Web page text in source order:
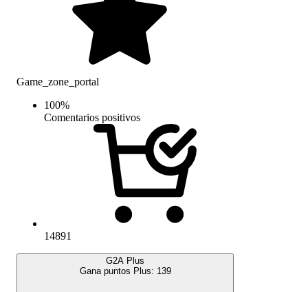
Game_zone_portal
100%
Comentarios positivos
14891
G2A Plus
Gana puntos Plus: 139